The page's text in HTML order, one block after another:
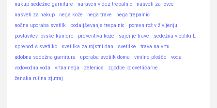
nakup sedežne garniture
naraven videz trepalnic
nasveti za lovce
nasveti za nakup
nega kože nega trave
nega trepalnic
nočna uporaba svetilk
podaljševanje trepalnic
pomen rož v življenju
postavitev lovske kamere
preventiva kože sajenje trave
sedežna v obliki L
sprehod s svetilko
svetilka za rojstni dan svetilke
trava na vrtu
udobna sedežna garnitura
uporaba svetilk doma vinilne plošče
voda
vodovodna voda
vrtna nega zelenica
zgodbe iz cvetličarne
ženska rutina zjutraj